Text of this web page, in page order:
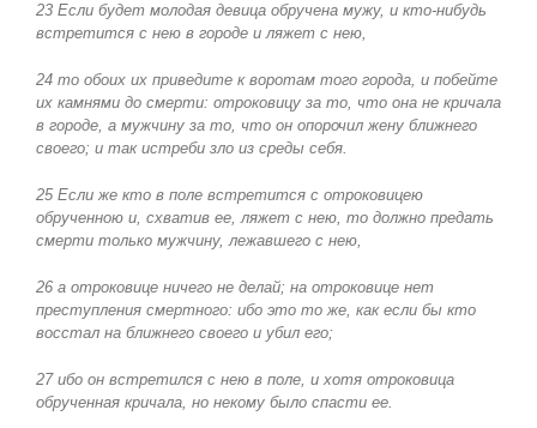
23 Если будет молодая девица обручена мужу, и кто-нибудь
встретится с нею в городе и ляжет с нею,
24 то обоих их приведите к воротам того города, и побейте
их камнями до смерти: отроковицу за то, что она не кричала
в городе, а мужчину за то, что он опорочил жену ближнего
своего; и так истреби зло из среды себя.
25 Если же кто в поле встретится с отроковицею
обрученною и, схватив ее, ляжет с нею, то должно предать
смерти только мужчину, лежавшего с нею,
26 а отроковице ничего не делай; на отроковице нет
преступления смертного: ибо это то же, как если бы кто
восстал на ближнего своего и убил его;
27 ибо он встретился с нею в поле, и хотя отроковица
обрученная кричала, но некому было спасти ее.